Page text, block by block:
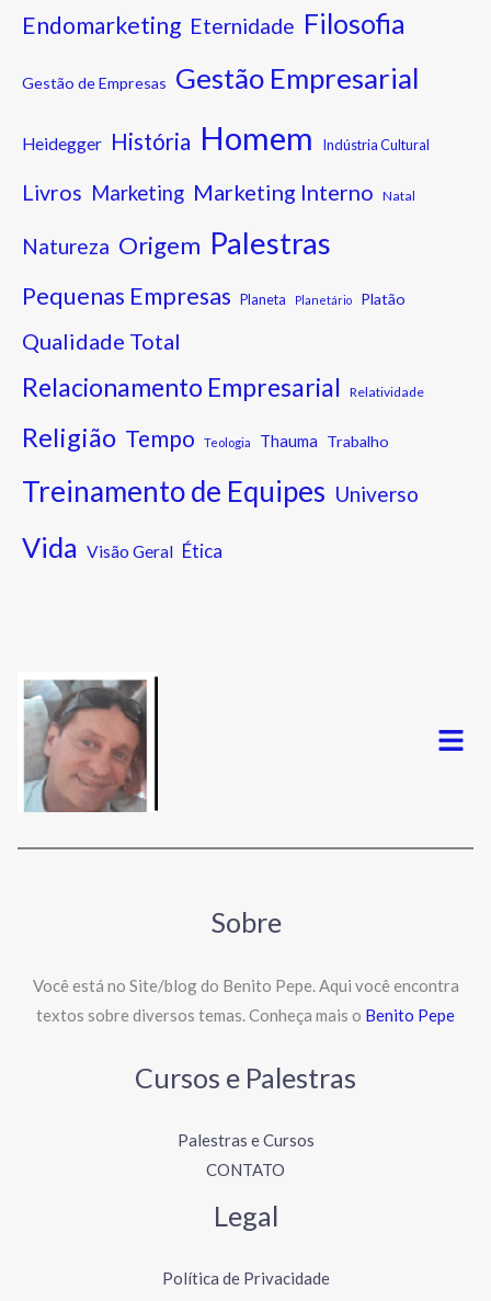
Endomarketing Eternidade Filosofia
Gestão de Empresas Gestão Empresarial
Heidegger História Homem Indústria Cultural
Livros Marketing Marketing Interno Natal
Natureza Origem Palestras
Pequenas Empresas Planeta Planetário Platão
Qualidade Total
Relacionamento Empresarial Relatividade
Religião Tempo Teologia Thauma Trabalho
Treinamento de Equipes Universo
Vida Visão Geral Ética
Menu
Sobre
Você está no Site/blog do Benito Pepe. Aqui você encontra
textos sobre diversos temas. Conheça mais o Benito Pepe
Cursos e Palestras
Palestras e Cursos
CONTATO
Legal
Política de Privacidade